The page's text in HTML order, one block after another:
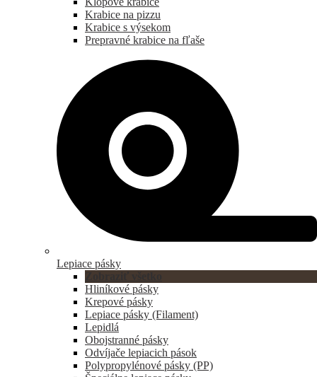
Krabice na pizzu
Krabice s výsekom
Prepravné krabice na fľaše
Lepiace pásky
Hliníkové pásky
Krepové pásky
Lepiace pásky (Filament)
Lepidlá
Obojstranné pásky
Odvíjače lepiacich pások
Polypropylénové pásky (PP)